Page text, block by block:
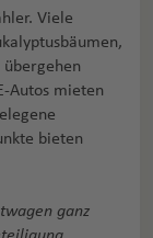
Viele
übergehen
Autos mieten
bieten
ganz